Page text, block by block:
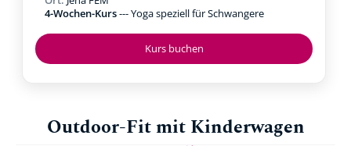
Kurs buchen
4-Wochen-Kurs--- Yoga speziell für Schwangere
Outdoor-Fit mit Kinderwagen